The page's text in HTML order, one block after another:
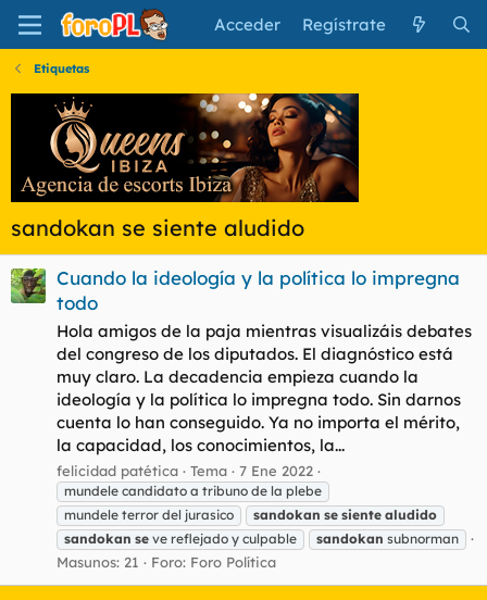
Acceder Regístrate
Etiquetas
sandokan se siente aludido
Cuando la ideología y la política lo impregna
todo
Hola amigos de la paja mientras visualizáis debates
del congreso de los diputados. El diagnóstico está
muy claro. La decadencia empieza cuando la
ideología y la política lo impregna todo. Sin darnos
cuenta lo han conseguido. Ya no importa el mérito,
la capacidad, los conocimientos, la...
felicidad patética Tema 7 Ene 2022
mundele candidato a tribuno de la plebe
mundele terror del jurasico
sandokan se siente aludido
sandokan se ve reflejado y culpable sandokan subnorman
Masunos: 21 Foro: Foro Política